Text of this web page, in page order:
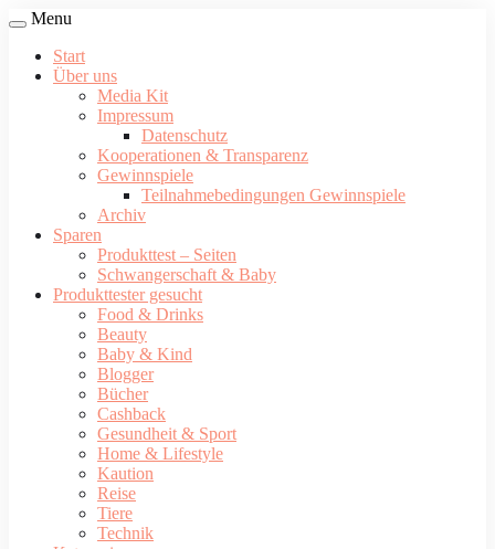
Menu
Start
Über uns
Media Kit
Impressum
Datenschutz
Kooperationen & Transparenz
Gewinnspiele
Teilnahmebedingungen Gewinnspiele
Archiv
Sparen
Produkttest – Seiten
Schwangerschaft & Baby
Produkttester gesucht
Food & Drinks
Beauty
Baby & Kind
Blogger
Bücher
Cashback
Gesundheit & Sport
Home & Lifestyle
Kaution
Reise
Tiere
Technik